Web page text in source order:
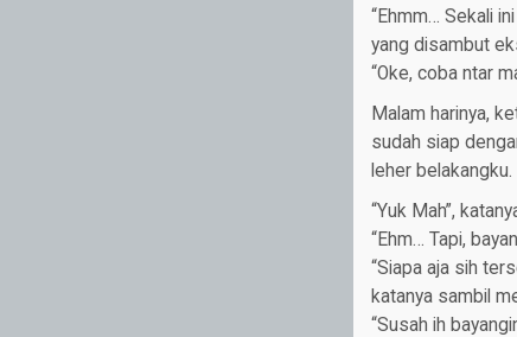
“Ehmm… Sekali
yang disambut
“Oke, coba ntar
Malam harinya,
sudah siap
leher belakangku.
“Yuk Mah”,
“Ehm… Tapi,
“Siapa aja sih
katanya sambil
“Susah ih